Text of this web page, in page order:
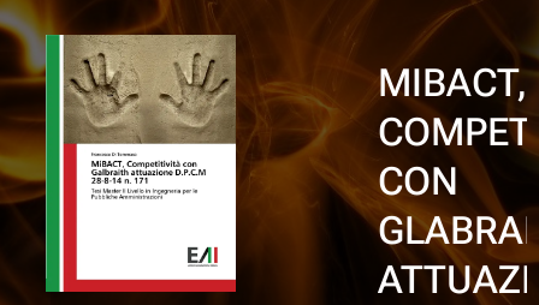
MIBACT,
CON